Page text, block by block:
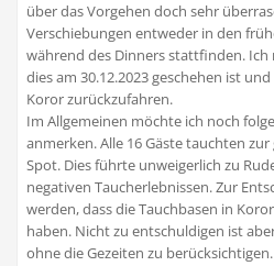
über das Vorgehen doch sehr
Verschiebungen entweder in den
während des Dinners stattfinden.
dies am 30.12.2023 geschehen ist
Koror zurückzufahren.
Im Allgemeinen möchte ich noch
anmerken. Alle 16 Gäste tauchten
Spot. Dies führte unweigerlich zu
negativen Taucherlebnissen. Zur
werden, dass die Tauchbasen in
haben. Nicht zu entschuldigen ist
ohne die Gezeiten zu